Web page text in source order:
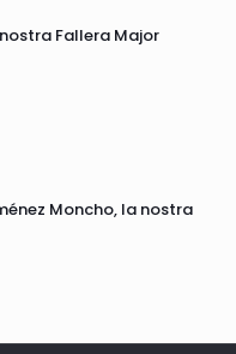
Fallera Major
Moncho, la nostra